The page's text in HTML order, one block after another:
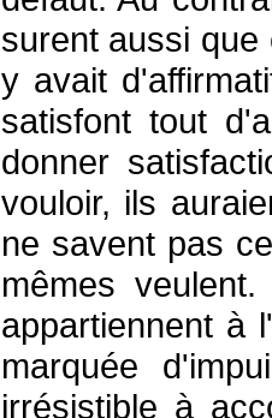
surent aussi
y avait
satisfont tout
donner
vouloir, ils
ne savent pas
mêmes
appartiennent à
marquée
irrésistible à